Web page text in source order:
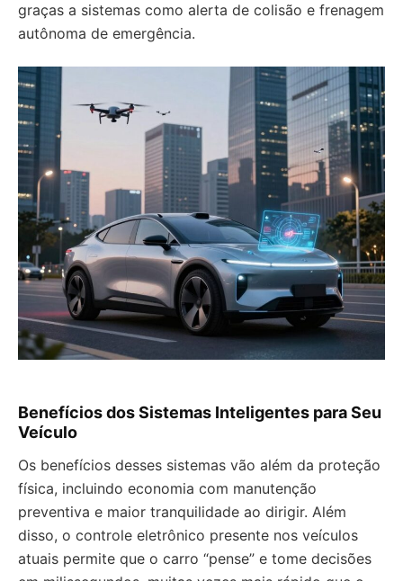
graças a sistemas como alerta de colisão e frenagem
autônoma de emergência.
Benefícios dos Sistemas Inteligentes para Seu
Veículo
Os benefícios desses sistemas vão além da proteção
física, incluindo economia com manutenção
preventiva e maior tranquilidade ao dirigir. Além
disso, o controle eletrônico presente nos veículos
atuais permite que o carro “pense” e tome decisões